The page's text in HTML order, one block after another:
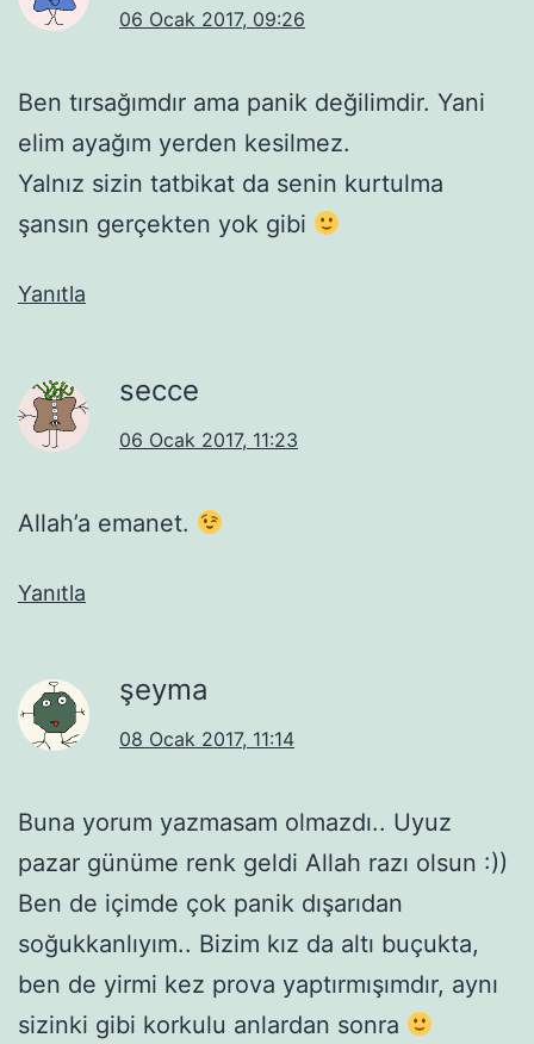
06 Ocak 2017, 09:26
Ben tırsağımdır ama panik değilimdir. Yani
elim ayağım yerden kesilmez.
Yalnız sizin tatbikat da senin kurtulma
şansın gerçekten yok gibi
Yanıtla
secce
06 Ocak 2017, 11:23
Allah’a emanet.
Yanıtla
şeyma
08 Ocak 2017, 11:14
Buna yorum yazmasam olmazdı.. Uyuz
pazar günüme renk geldi Allah razı olsun :))
Ben de içimde çok panik dışarıdan
soğukkanlıyım.. Bizim kız da altı buçukta,
ben de yirmi kez prova yaptırmışımdır, aynı
sizinki gibi korkulu anlardan sonra